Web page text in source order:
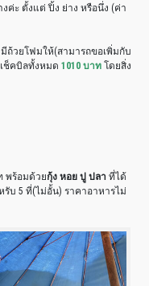
ค่ะ ตั้งแต่ ปิ้ง ย่าง หรือนึ่ง (ค่า
ถ้วยโฟมให้(สามารถขอเพิ่มกับ
ช็คบิลทั้งหมด 1010 บาท โดยสิ่ง
พร้อมด้วยกุ้ง หอย ปู ปลา ที่ได้
บ 5 ที่(ไม่อั้น) ราคาอาหารไม่